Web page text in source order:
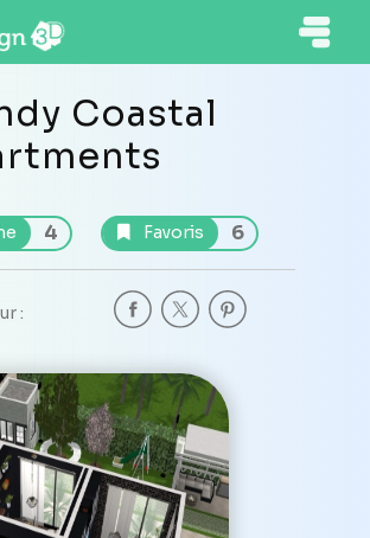
Coastal
4 Favoris 6
: